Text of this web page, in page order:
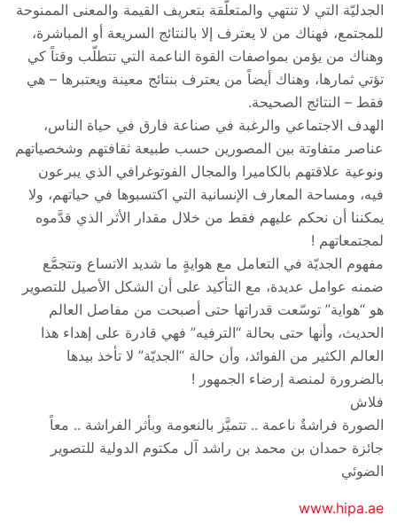
الجدليّة التي لا تنتهي والمتعلّقة بتعريف القيمة والمعنى الممنوحة
للمجتمع، فهناك من لا يعترف إلا بالنتائج السريعة أو المباشرة،
وهناك من يؤمن بمواصفات القوة الناعمة التي تتطلّب وقتاً كي
تؤتي ثمارها، وهناك أيضاً من يعترف بنتائج معينة ويعتبرها – هي
فقط – النتائج الصحيحة.
الهدف الاجتماعي والرغبة في صناعة فارق في حياة الناس،
عناصر متفاوتة بين المصورين حسب طبيعة ثقافتهم وشخصياتهم
ونوعية علاقتهم بالكاميرا والمجال الفوتوغرافي الذي يبرعون
فيه، ومساحة المعارف الإنسانية التي اكتسبوها في حياتهم، ولا
يمكننا أن نحكم عليهم فقط من خلال مقدار الأثر الذي قدَّموه
لمجتمعاتهم !
مفهوم الجديّة في التعامل مع هوايةٍ ما شديد الاتساع وتتجمَّع
ضمنه عوامل عديدة، مع التأكيد على أن الشكل الأصيل للتصوير
هو “هواية” توسّعت قدراتها حتى أصبحت من مفاصل العالم
الحديث، وأنها حتى بحالة “الترفيه” فهي قادرة على إهداء هذا
العالم الكثير من الفوائد، وأن حالة “الجديّة” لا تأخذ بيدها
بالضرورة لمنصة إرضاء الجمهور !
فلاش
الصورة فراشةٌ ناعمة .. تتميَّز بالنعومة وبأثر الفراشة .. معاً
جائزة حمدان بن محمد بن راشد آل مكتوم الدولية للتصوير
الضوئي
www.hipa.ae